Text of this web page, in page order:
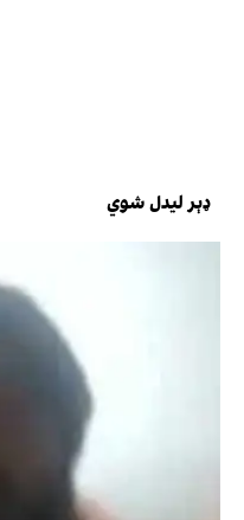
ډېر لیدل شوي